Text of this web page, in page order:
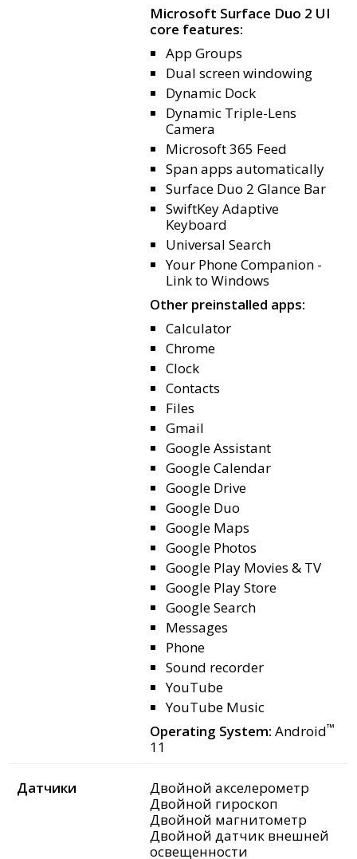
Microsoft Surface Duo 2 UI
core features:
App Groups
Dual screen windowing
Dynamic Dock
Dynamic Triple-Lens
Camera
Microsoft 365 Feed
Span apps automatically
Surface Duo 2 Glance Bar
SwiftKey Adaptive
Keyboard
Universal Search
Your Phone Companion -
Link to Windows
Other preinstalled apps:
Calculator
Chrome
Clock
Contacts
Files
Gmail
Google Assistant
Google Calendar
Google Drive
Google Duo
Google Maps
Google Photos
Google Play Movies & TV
Google Play Store
Google Search
Messages
Phone
Sound recorder
YouTube
YouTube Music
Operating System: Android™
11
Датчики
Двойной акселерометр
Двойной гироскоп
Двойной магнитометр
Двойной датчик внешней
освещенности